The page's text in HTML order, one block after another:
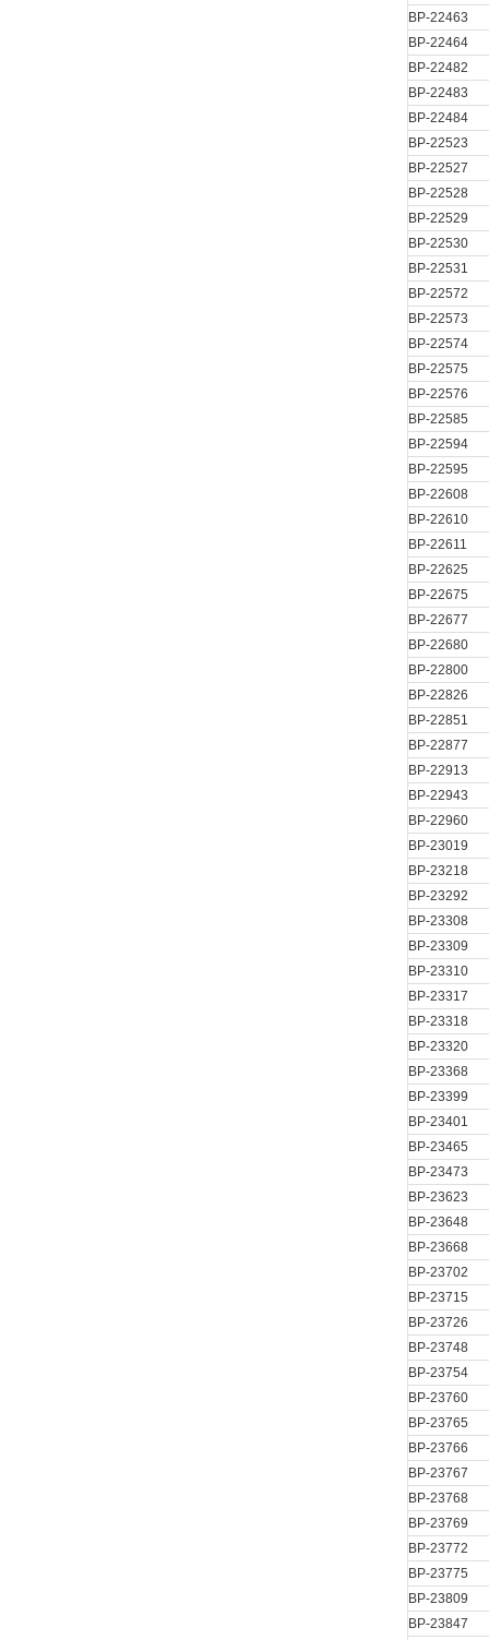
BP-22463
BP-22464
BP-22482
BP-22483
BP-22484
BP-22523
BP-22527
BP-22528
BP-22529
BP-22530
BP-22531
BP-22572
BP-22573
BP-22574
BP-22575
BP-22576
BP-22585
BP-22594
BP-22595
BP-22608
BP-22610
BP-22611
BP-22625
BP-22675
BP-22677
BP-22680
BP-22800
BP-22826
BP-22851
BP-22877
BP-22913
BP-22943
BP-22960
BP-23019
BP-23218
BP-23292
BP-23308
BP-23309
BP-23310
BP-23317
BP-23318
BP-23320
BP-23368
BP-23399
BP-23401
BP-23465
BP-23473
BP-23623
BP-23648
BP-23668
BP-23702
BP-23715
BP-23726
BP-23748
BP-23754
BP-23760
BP-23765
BP-23766
BP-23767
BP-23768
BP-23769
BP-23772
BP-23775
BP-23809
BP-23847